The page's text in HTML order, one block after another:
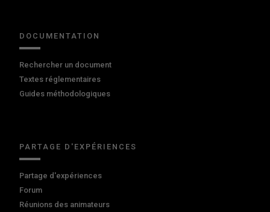
DOCUMENTATION
Rechercher un document
Textes réglementaires
Guides méthodologiques
PARTAGE D'EXPÉRIENCES
Partage d'expériences
Forum
Réunions des animateurs